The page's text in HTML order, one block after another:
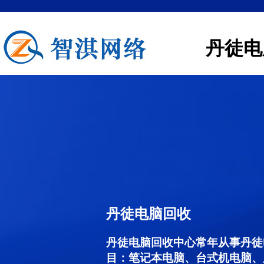
丹徒
丹徒电脑回收
丹徒电脑回收中心常年从事丹
目：笔记本电脑、台式机电脑